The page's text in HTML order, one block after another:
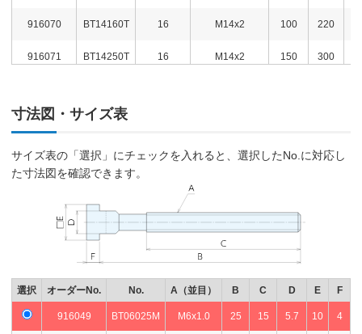
916070 BT14160T 16 M14x2 100 220
916071 BT14250T 16 M14x2 150 300
916073 BT16080M
916074 BT16100M 16 M16x2 65 180
916076 BT16200M 16 M16x2 125
BT16250M 16 M16x2 150
916078
916079 BT16080T 18 M16x2 55 185
寸法図・サイズ表
サイズ表の「選択」にチェックを入れると、選択したNo.に対応し
た寸法図を確認できます。
選択 オーダーNo. No. A（並目） B C D E F
916049 BT06025M M6x1.0 25 15 5.7 10 4